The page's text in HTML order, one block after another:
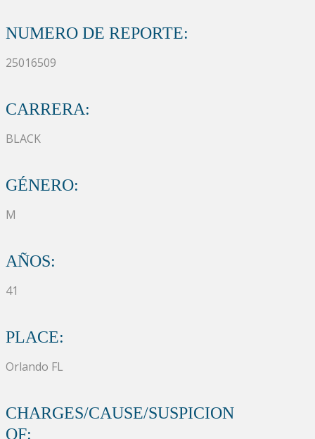
NUMERO DE REPORTE:
25016509
CARRERA:
BLACK
GÉNERO:
M
AÑOS:
41
PLACE:
Orlando FL
CHARGES/CAUSE/SUSPICION
OF: